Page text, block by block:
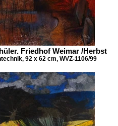
Friedhof Weimar /Herbst
92 x 62 cm, WVZ-1106/99